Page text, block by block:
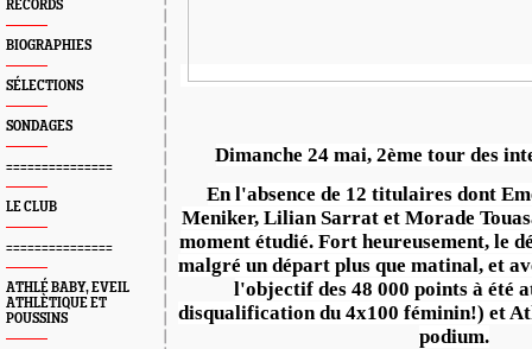
RECORDS
BIOGRAPHIES
SÉLECTIONS
SONDAGES
===============
LE CLUB
===============
ATHLÉ BABY, EVEIL
ATHLÈTIQUE ET
POUSSINS
Dimanche 24 mai, 2ème tour des
En l'absence de 12 titulaires dont
Meniker, Lilian Sarrat et Morade
moment étudié. Fort heureusement, le
malgré un départ plus que matinal, et
l'objectif des 48 000 points à été
disqualification du 4x100 féminin!) et
podium.